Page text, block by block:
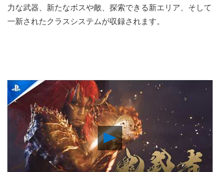
力な武器、新たなボスや敵、探索できる新エリア、そして
一新されたクラスシステムが収録されます。
Play
Video